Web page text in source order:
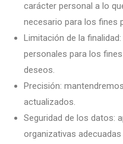
carácter personal a lo
necesario para los fines
Limitación de la
personales para los
deseos.
Precisión:
actualizados.
Seguridad de los datos:
organizativas